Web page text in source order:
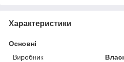
Характеристики
Основні
Виробник